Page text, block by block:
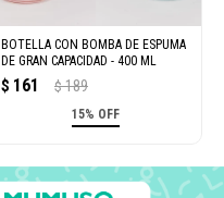
BOTELLA CON BOMBA DE ESPUMA
DE GRAN CAPACIDAD - 400 ML
$ 161 $ 189
15% OFF